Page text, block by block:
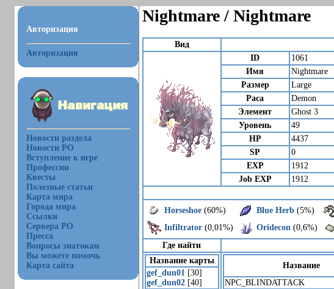
Авторизация
Авторизация
Новости раздела
Новости РО
Вступление к игре
Профессии
Квесты
Полезные статьи
Карта мира
Города мира
Ссылки
Сервера РО
Пресса
Вопросы знатокам
Вы можете помочь
Карта сайта
Nightmare / Nightmare
Вид
ID
1061
Имя Nightmare
Размер
Large
Раса
Demon
Элемент
Ghost 3
Уровень
49
HP
4437
SP
0
EXP
1912
Job EXP
1912
Horseshoe(60%) Blue Herb(5%)
Infiltrator(0,01%) Oridecon (0,6%)
Где найти
Название карты
gef_dun01 [30]
gef_dun02[40]
Название
NPC_BLINDATTACK